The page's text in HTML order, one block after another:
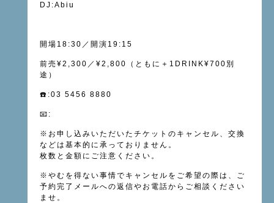
DJ:Abiu
開場 18:30 ／開演 19:15
前売¥2,300／¥2,800（ともに＋1DRINK¥700別
途）
☎️ :03 5456 8880
📧 :
※お申し込み いただいたチケットのキャンセル、 交換
などは基本的に承っておりません。
枚数と金額にご注意ください。
※やむを得ない事情でキャンセルをご希望の際は、ご
予約完了メールへの返信やお電話からご相談ください
ませ。